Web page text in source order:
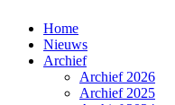
Home
Nieuws
Archief
Archief 2026
Archief 2025